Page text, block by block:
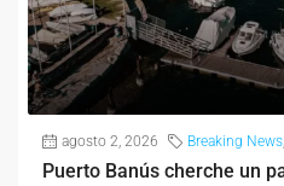
agosto 2, 2026 Breaking News
Puerto Banús cherche un